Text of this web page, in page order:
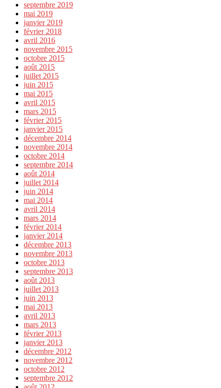
septembre 2019
mai 2019
janvier 2019
février 2018
avril 2016
novembre 2015
octobre 2015
août 2015
juillet 2015
juin 2015
mai 2015
avril 2015
mars 2015
février 2015
janvier 2015
décembre 2014
novembre 2014
octobre 2014
septembre 2014
août 2014
juillet 2014
juin 2014
mai 2014
avril 2014
mars 2014
février 2014
janvier 2014
décembre 2013
novembre 2013
octobre 2013
septembre 2013
août 2013
juillet 2013
juin 2013
mai 2013
avril 2013
mars 2013
février 2013
janvier 2013
décembre 2012
novembre 2012
octobre 2012
septembre 2012